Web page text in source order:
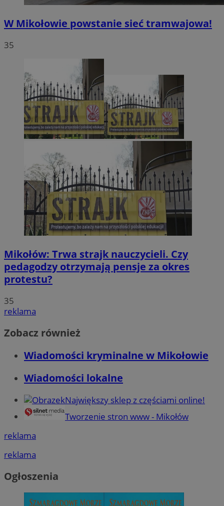
W Mikołowie powstanie sieć tramwajowa!
35
Mikołów: Trwa strajk nauczycieli. Czy
pedagodzy otrzymają pensje za okres
protestu?
35
reklama
Zobacz również
Wiadomości kryminalne w Mikołowie
Wiadomości lokalne
Największy sklep z częściami online!
Tworzenie stron www - Mikołów
reklama
reklama
Ogłoszenia